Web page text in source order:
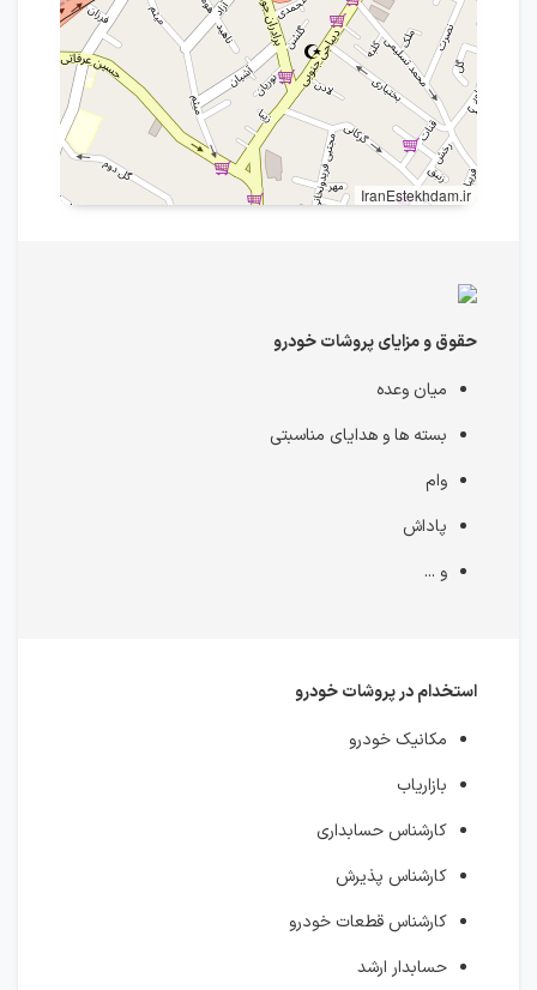
IranEstekhdam.ir
حقوق و مزایای پروشات خودرو
میان وعده
بسته ها و هدایای مناسبتی
وام
پاداش
و ...
استخدام در پروشات خودرو
مکانیک خودرو
بازاریاب
کارشناس حسابداری
کارشناس پذیرش
کارشناس قطعات خودرو
حسابدار ارشد